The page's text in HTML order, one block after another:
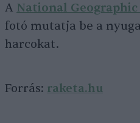
A National
fotó mutatja be a
harcokat.
Forrás: raketa.hu